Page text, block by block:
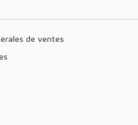
de ventes